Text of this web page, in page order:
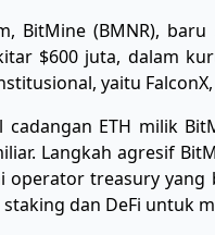
BitMine (BMNR),
$600 juta, dalam
yaitu
ETH milik
Langkah agresif
operator treasury
dan DeFi untuk